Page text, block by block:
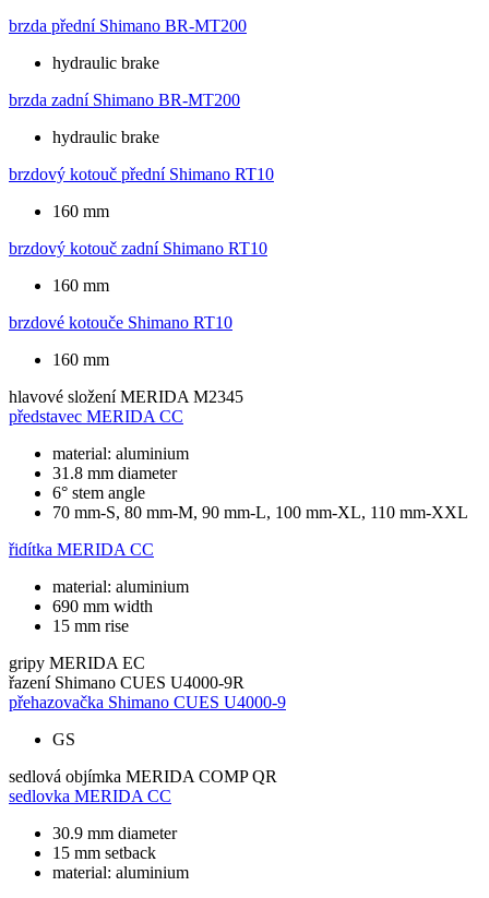
brzda přední Shimano BR-MT200
hydraulic brake
brzda zadní Shimano BR-MT200
hydraulic brake
brzdový kotouč přední Shimano RT10
160 mm
brzdový kotouč zadní Shimano RT10
160 mm
brzdové kotouče Shimano RT10
160 mm
hlavové složení MERIDA M2345
představec MERIDA CC
material: aluminium
31.8 mm diameter
6° stem angle
70 mm-S, 80 mm-M, 90 mm-L, 100 mm-XL, 110 mm-XXL
řidítka MERIDA CC
material: aluminium
690 mm width
15 mm rise
gripy MERIDA EC
řazení Shimano CUES U4000-9R
přehazovačka Shimano CUES U4000-9
GS
sedlová objímka MERIDA COMP QR
sedlovka MERIDA CC
30.9 mm diameter
15 mm setback
material: aluminium